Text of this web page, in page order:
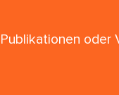
oder